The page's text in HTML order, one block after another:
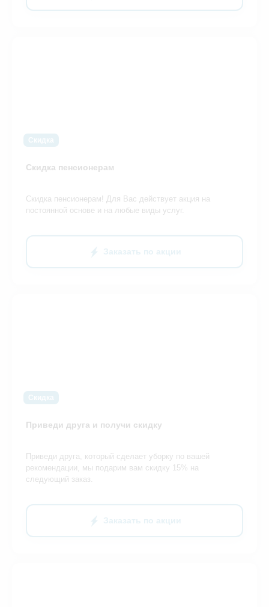
Скидка
Скидка пенсионерам
Скидка пенсионерам! Для Вас действует акция на
постоянной основе и на любые виды услуг.
Заказать по акции
Скидка
Приведи друга и получи скидку
Приведи друга, который сделает уборку по вашей
рекомендации, мы подарим вам скидку 15% на
следующий заказ.
Заказать по акции